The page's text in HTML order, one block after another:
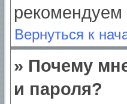
рекомендуем
Вернуться к
» Почему
и пароля?